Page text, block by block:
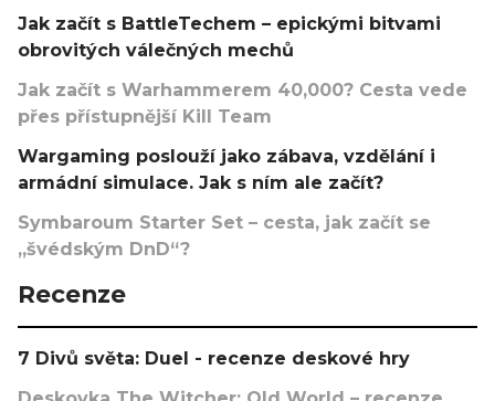
Jak začít s BattleTechem – epickými bitvami
obrovitých válečných mechů
Jak začít s Warhammerem 40,000? Cesta vede
přes přístupnější Kill Team
Wargaming poslouží jako zábava, vzdělání i
armádní simulace. Jak s ním ale začít?
Symbaroum Starter Set – cesta, jak začít se
„švédským DnD“?
Recenze
7 Divů světa: Duel - recenze deskové hry